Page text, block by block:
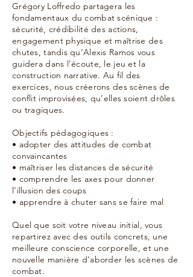
Grégory Loffredo partagera les
fondamentaux du combat scénique :
sécurité, crédibilité des actions,
engagement physique et maîtrise des
chutes, tandis qu’Alexis Ramos vous
guidera dans l’écoute, le jeu et la
construction narrative. Au fil des
exercices, nous créerons des scènes de
conflit improvisées, qu’elles soient drôles
ou tragiques.
Objectifs pédagogiques :
• adopter des attitudes de combat
convaincantes
• maîtriser les distances de sécurité
• comprendre les axes pour donner
l’illusion des coups
• apprendre à chuter sans se faire mal
Quel que soit votre niveau initial, vous
repartirez avec des outils concrets, une
meilleure conscience corporelle, et une
nouvelle manière d’aborder les scènes de
combat.